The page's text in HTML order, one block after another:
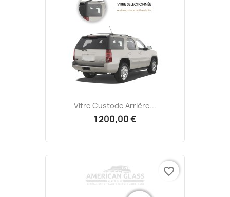
Vitre Custode Arrière...
1 200,00 €
favorite_border